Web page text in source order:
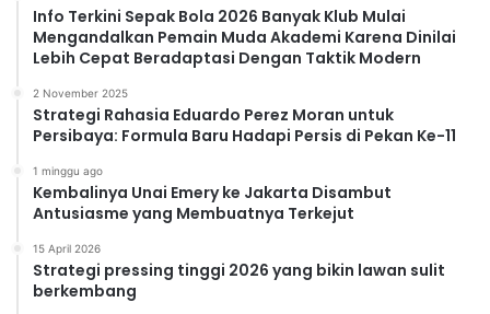
Info Terkini Sepak Bola 2026 Banyak Klub Mulai
Mengandalkan Pemain Muda Akademi Karena Dinilai
Lebih Cepat Beradaptasi Dengan Taktik Modern
2 November 2025
Strategi Rahasia Eduardo Perez Moran untuk
Persibaya: Formula Baru Hadapi Persis di Pekan Ke-11
1 minggu ago
Kembalinya Unai Emery ke Jakarta Disambut
Antusiasme yang Membuatnya Terkejut
15 April 2026
Strategi pressing tinggi 2026 yang bikin lawan sulit
berkembang